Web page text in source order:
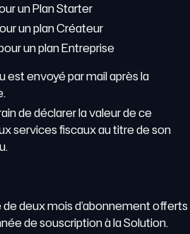
un Plan Starter
un plan Créateur
un plan Entreprise
est envoyé par mail après la
de déclarer la valeur de ce
services fiscaux au titre de son
de deux mois d’abonnement offerts
de souscription à la Solution.